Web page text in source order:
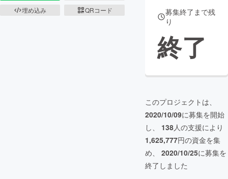
埋め込み
QRコード
募集終了まで残
り
終了
このプロジェクトは、
2020/10/09に募集を開始
し、 138人の支援により
1,625,777円の資金を集
め、 2020/10/25に募集を
終了しました